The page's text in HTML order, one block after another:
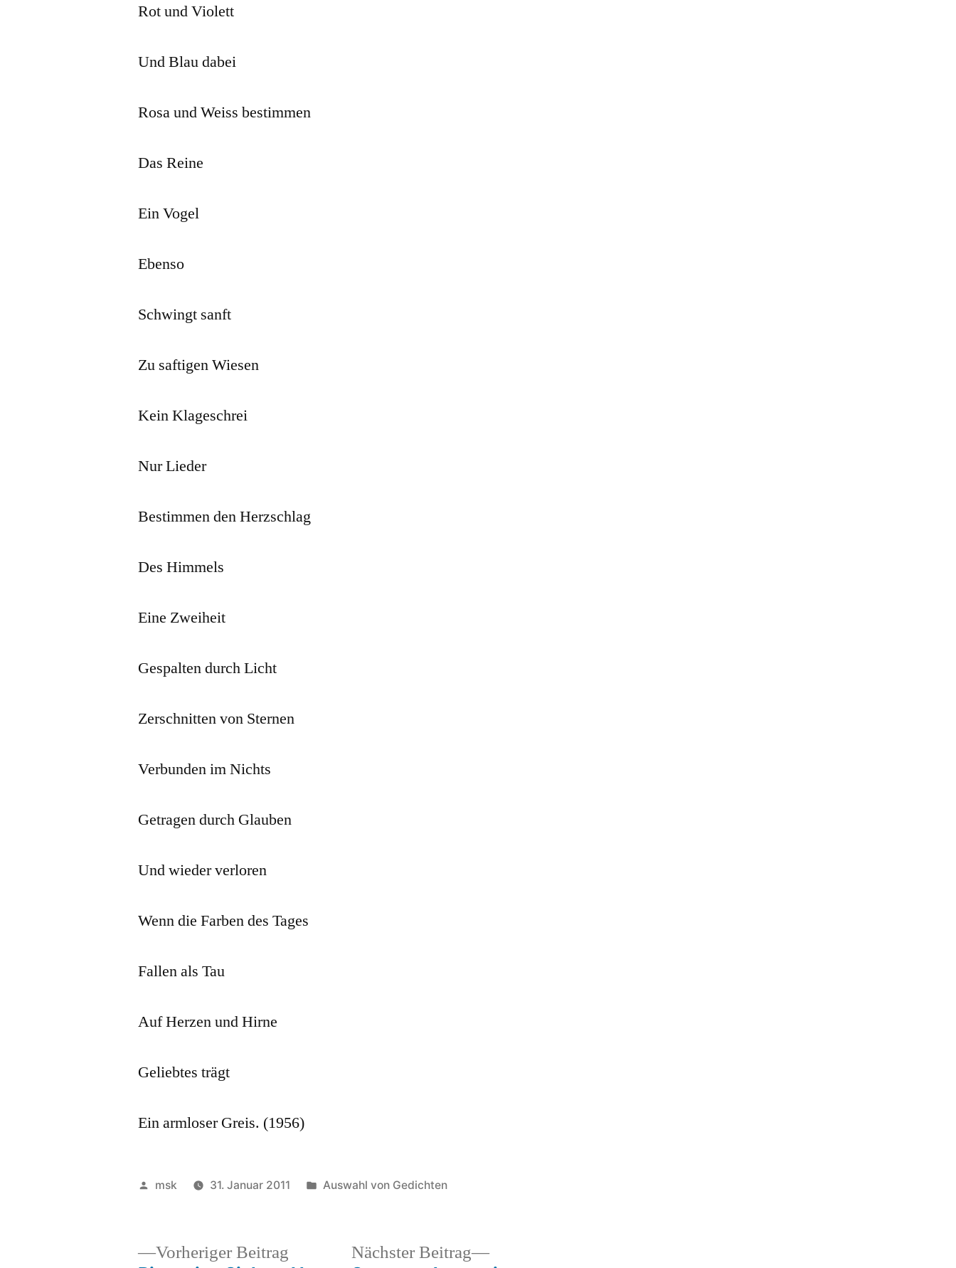
Rot und Violett
Und Blau dabei
Rosa und Weiss bestimmen
Das Reine
Ein Vogel
Ebenso
Schwingt sanft
Zu saftigen Wiesen
Kein Klageschrei
Nur Lieder
Bestimmen den Herzschlag
Des Himmels
Eine Zweiheit
Gespalten durch Licht
Zerschnitten von Sternen
Verbunden im Nichts
Getragen durch Glauben
Und wieder verloren
Wenn die Farben des Tages
Fallen als Tau
Auf Herzen und Hirne
Geliebtes trägt
Ein armloser Greis. (1956)
Veröffentlicht
msk 31. Januar 2011
Veröffentlicht
Auswahl von Gedichten
Vorheriger Beitrag VorherigerNächster Beitrag
Nächster